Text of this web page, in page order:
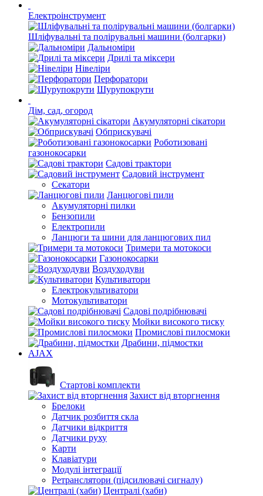
Електроінструмент
Шліфувальні та полірувальні машини (болгарки)
Дальноміри
Дрилі та міксери
Нівеліри
Перфоратори
Шурупокрути
Дім, сад, огород
Акумуляторні сікатори
Обприскувачі
Роботизовані
газонокосарки
Садові трактори
Садовий інструмент
Секатори
Ланцюгові пили
Акумуляторні пилки
Бензопили
Електропили
Ланцюги та шини для ланцюгових пил
Тримери та мотокоси
Газонокосарки
Воздуходуви
Культиватори
Електрокультиватори
Мотокультиватори
Садові подрібнювачі
Мойки високого тиску
Промислові пилосмоки
Драбини, підмостки
AJAX
Стартові комплекти
Захист від вторгнення
Брелоки
Датчик розбиття скла
Датчики відкриття
Датчики руху
Карти
Клавіатури
Модулі інтеграції
Ретранслятори (підсилювачі сигналу)
Централі (хаби)